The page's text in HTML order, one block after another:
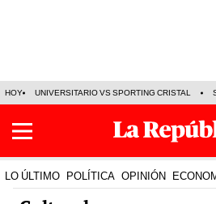
HOY UNIVERSITARIO VS SPORTING CRISTAL
LO ÚLTIMO POLÍTICA OPINIÓN